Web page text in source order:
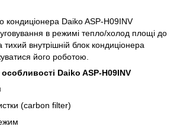
кондиціонера Daiko ASP-H09INV
в режимі тепло/холод площі до
внутрішній блок кондиціонера
його роботою.
особливості Daiko ASP-H09INV
(carbon filter)